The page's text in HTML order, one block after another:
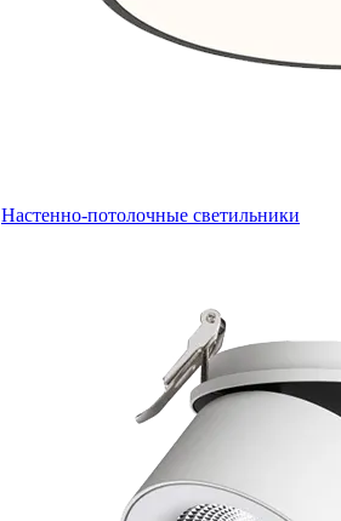
Настенно-потолочные светильники